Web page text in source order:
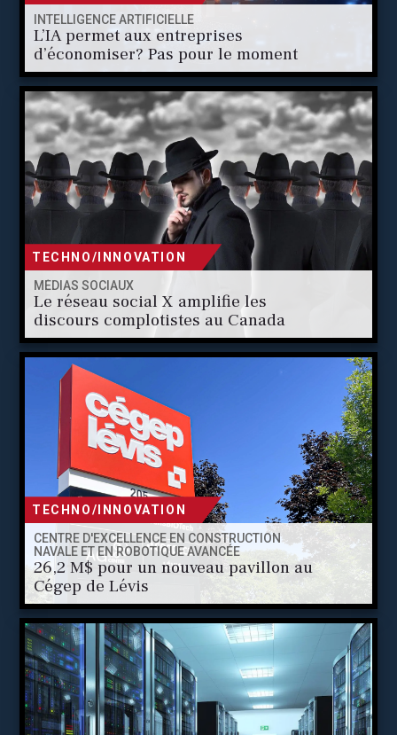
INTELLIGENCE ARTIFICIELLE
L’IA permet aux entreprises
d’économiser? Pas pour le moment
TECHNO/INNOVATION
MÉDIAS SOCIAUX
Le réseau social X amplifie les
discours complotistes au Canada
TECHNO/INNOVATION
CENTRE D'EXCELLENCE EN CONSTRUCTION
NAVALE ET EN ROBOTIQUE AVANCÉE
26,2 M$ pour un nouveau pavillon au
Cégep de Lévis